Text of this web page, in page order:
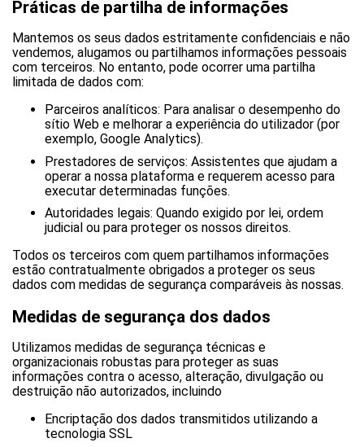
Práticas de partilha de informações
Mantemos os seus dados estritamente confidenciais e não
vendemos, alugamos ou partilhamos informações pessoais
com terceiros. No entanto, pode ocorrer uma partilha
limitada de dados com:
Parceiros analíticos: Para analisar o desempenho do
sítio Web e melhorar a experiência do utilizador (por
exemplo, Google Analytics).
Prestadores de serviços: Assistentes que ajudam a
operar a nossa plataforma e requerem acesso para
executar determinadas funções.
Autoridades legais: Quando exigido por lei, ordem
judicial ou para proteger os nossos direitos.
Todos os terceiros com quem partilhamos informações
estão contratualmente obrigados a proteger os seus
dados com medidas de segurança comparáveis às nossas.
Medidas de segurança dos dados
Utilizamos medidas de segurança técnicas e
organizacionais robustas para proteger as suas
informações contra o acesso, alteração, divulgação ou
destruição não autorizados, incluindo
Encriptação dos dados transmitidos utilizando a
tecnologia SSL